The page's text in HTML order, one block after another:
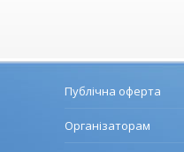
Публічна оферта
Організаторам